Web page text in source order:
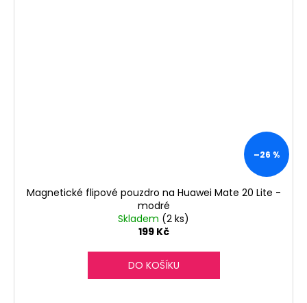
–26 %
Magnetické flipové pouzdro na Huawei Mate 20 Lite -
modré
Skladem (2 ks)
199 Kč
DO KOŠÍKU